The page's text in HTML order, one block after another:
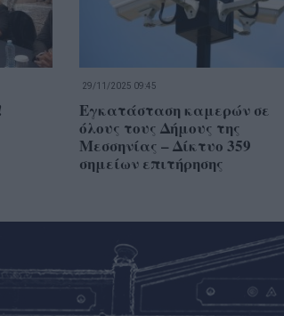
29/11/2025 09:45
Εγκατάσταση καμερών σε
όλους τους Δήμους της
Μεσσηνίας – Δίκτυο 359
σημείων επιτήρησης